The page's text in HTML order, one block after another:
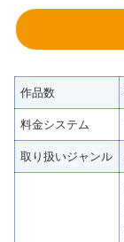
作品数
料金システム
取り扱いジャンル